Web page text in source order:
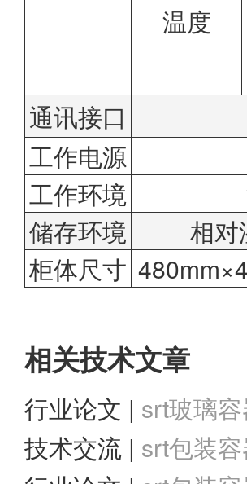
温度
通讯接口
工作电源
工作环境
储存环境
相对
柜体尺寸
相关技术文章
行业论文 | srt玻璃
技术交流 | srt包装